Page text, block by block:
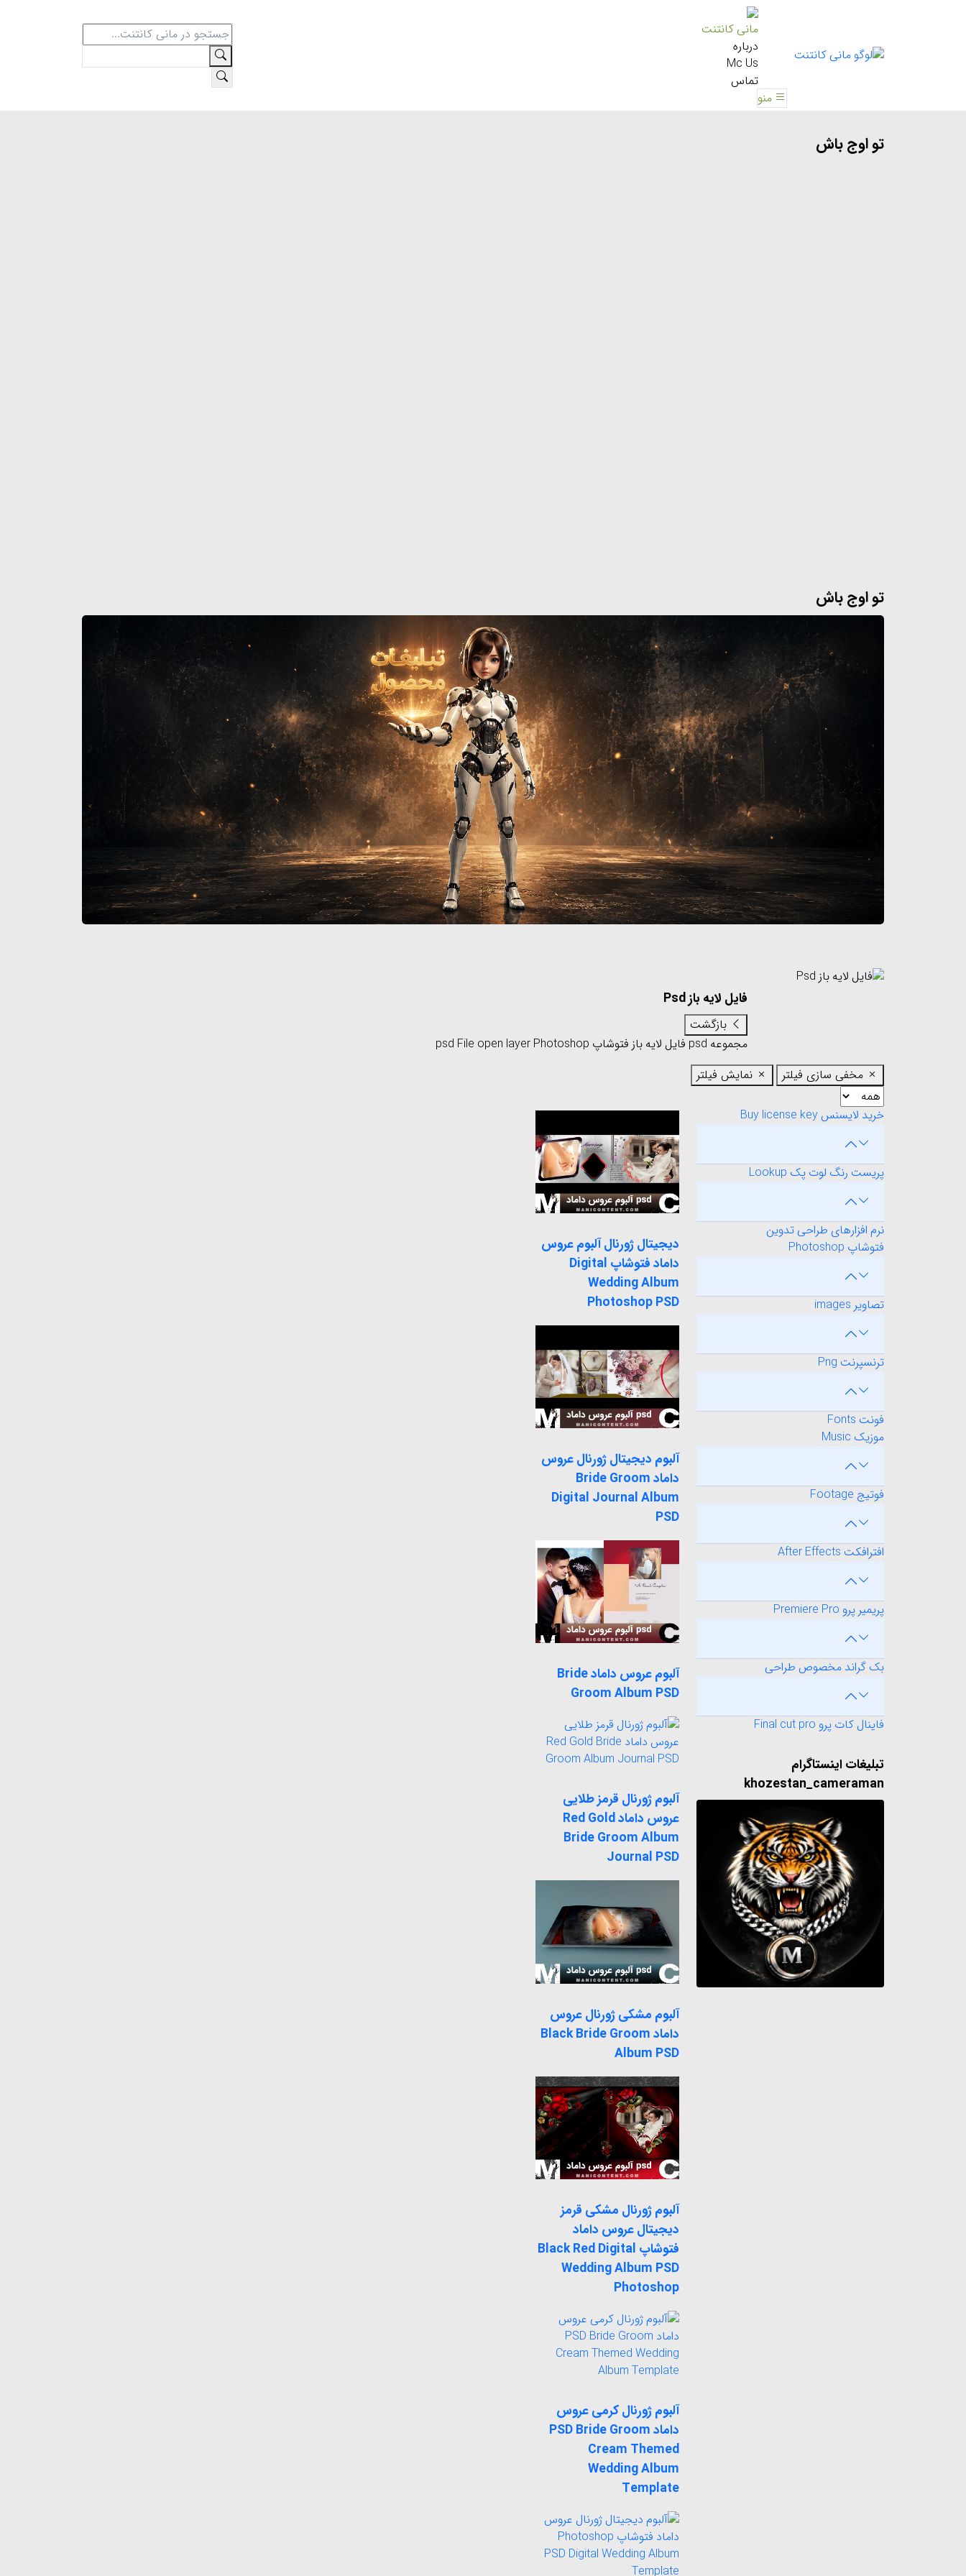
مانی کانتنت
درباره
Mc Us
تماس
منو
تو اوج باش
تو اوج باش
فایل لایه باز Psd
مجموعه psd
فایل لایه باز فتوشاپ psd File open layer Photoshop
مخفی سازی فیلتر
نمایش فیلتر
خرید لایسنس Buy license key
پریست رنگ لوت پک Lookup
نرم افزارهای طراحی تدوین
فتوشاپ Photoshop
تصاویر images
ترنسپرنت Png
فونت Fonts
موزیک Music
فوتیج Footage
افترافکت After Effects
پریمیر پرو Premiere Pro
بک گراند مخصوص طراحی
فاینال کات پرو Final cut pro
تبلیغات اینستاگرام
khozestan_cameraman
دیجیتال ژورنال آلبوم عروس
داماد فتوشاپ Digital
Wedding Album
Photoshop PSD
آلبوم دیجیتال ژورنال عروس
داماد Bride Groom
Digital Journal Album
PSD
آلبوم عروس داماد Bride
Groom Album PSD
آلبوم ژورنال قرمز طلایی
عروس داماد Red Gold
Bride Groom Album
Journal PSD
آلبوم مشکی ژورنال عروس
داماد Black Bride Groom
Album PSD
آلبوم ژورنال مشکی قرمز
دیجیتال عروس داماد
فتوشاپ Black Red Digital
Wedding Album PSD
Photoshop
آلبوم ژورنال کرمی عروس
داماد PSD Bride Groom
Cream Themed
Wedding Album
Template